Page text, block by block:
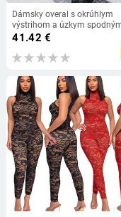
Dámsky overal s okrúhlym
výstrihom a úzkym
dielom, veľkosť 36, jeseň
niťou, tenkými pásikmi,
strihom
41.42 €